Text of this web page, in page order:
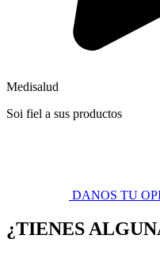
Medisalud
Soi fiel a sus productos
DANOS TU
¿TIENES